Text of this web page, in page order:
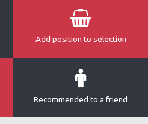
Add position to selection
Recommended to a friend